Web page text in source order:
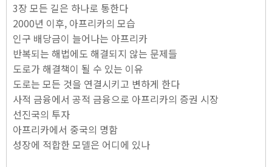
3장 모든 길은 하나로 통한다
2000년 이후, 아프리카의 모습
인구 배당금이 늘어나는 아프리카
반복되는 해법에도 해결되지 않는 문제들
도로가 해결책이 될 수 있는 이유
도로는 모든 것을 연결시키고 변하게 한다
사적 금융에서 공적 금융으로 아프리카의 증권 시장
선진국의 투자
아프리카에서 중국의 명함
성장에 적합한 모델은 어디에 있나